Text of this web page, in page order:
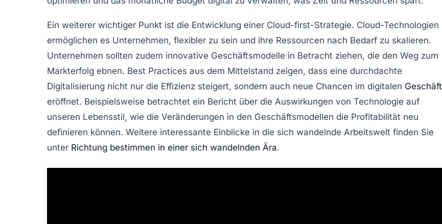
Ein weiterer wichtiger Punkt ist die Entwicklung einer Cloud-first-Strategie. Cloud-Technologien
ermöglichen es Unternehmen, flexibler zu sein und ihre Ressourcen nach Bedarf zu skalieren.
Unternehmen sollten zudem innovative Geschäftsmodelle in Betracht ziehen, die den Weg zum
Markterfolg ebnen. Best Practices aus dem Mittelstand zeigen, dass eine durchdachte
Digitalisierung nicht nur die Effizienz steigert, sondern auch neue Chancen im digitalen Geschäft
eröffnet. Beispielsweise betrachtet ein Bericht über die Auswirkungen von Technologie auf
unseren Lebensstil, wie die Veränderungen in den Geschäftsmodellen die Profitabilität neu
definieren können. Weitere interessante Einblicke in die sich wandelnde Arbeitswelt finden Sie
unter Richtung bestimmen in einer sich wandelnden Ära.